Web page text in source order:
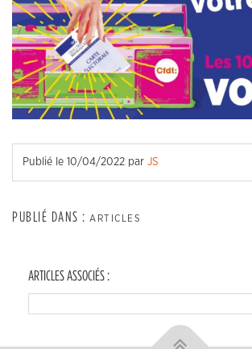
Publié le 10/04/2022 par JS
PUBLIÉ DANS : ARTICLES
ARTICLES ASSOCIÉS :